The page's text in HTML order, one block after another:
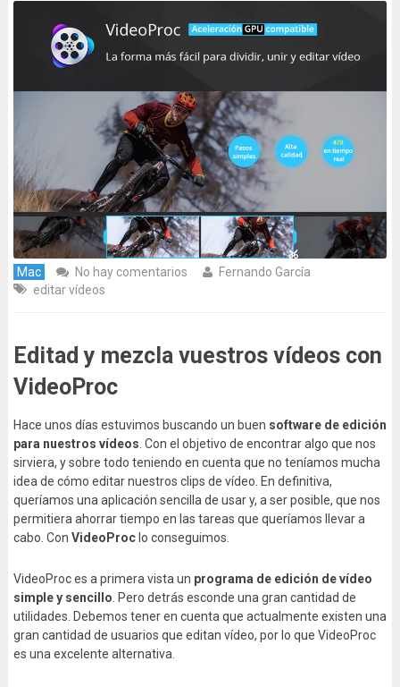
Mac No hay comentarios
Fernando García
editar vídeos
Editad y mezcla vuestros vídeos con
VideoProc
Hace unos días estuvimos buscando un buen software de edición
para nuestros vídeos . Con el objetivo de encontrar algo que nos
sirviera, y sobre todo teniendo en cuenta que no teníamos mucha
idea de cómo editar nuestros clips de vídeo. En definitiva,
queríamos una aplicación sencilla de usar y, a ser posible, que nos
permitiera ahorrar tiempo en las tareas que queríamos llevar a
cabo. Con VideoProclo conseguimos.
VideoProc es a primera vista un programa de edición de vídeo
simple y sencillo . Pero detrás esconde una gran cantidad de
utilidades. Debemos tener en cuenta que actualmente existen una
gran cantidad de usuarios que editan vídeo, por lo que VideoProc
es una excelente alternativa.